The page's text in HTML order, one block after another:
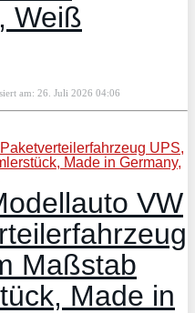
Weiß
am: 26. Juli 2026 04:06
VW
Maßstab
Made in